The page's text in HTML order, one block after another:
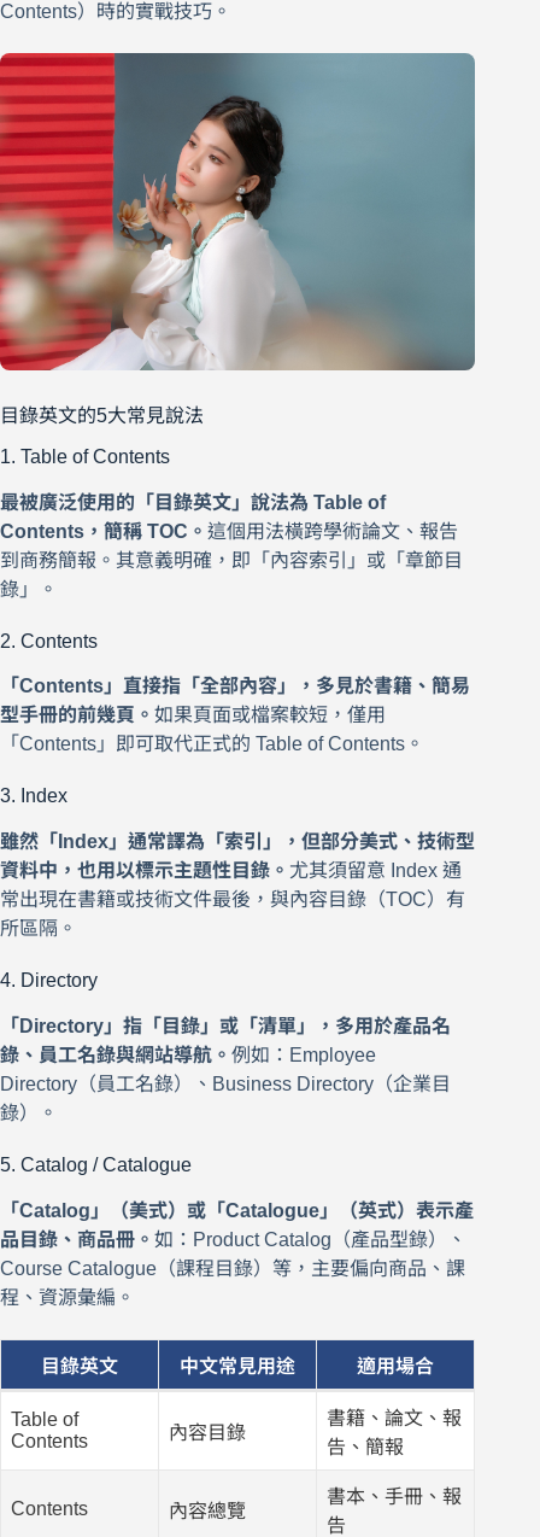
Contents）時的實戰技巧。
目錄英文的5大常見說法
1. Table of Contents
最被廣泛使用的「目錄英文」說法為 Table of
Contents，簡稱 TOC。 這個用法橫跨學術論文、報告
到商務簡報。其意義明確，即「內容索引」或「章節目
錄」。
2. Contents
「Contents」直接指「全部內容」，多見於書籍、簡易
型手冊的前幾頁。 如果頁面或檔案較短，僅用
「Contents」即可取代正式的 Table of Contents。
3. Index
雖然「Index」通常譯為「索引」，但部分美式、技術型
資料中，也用以標示主題性目錄。 尤其須留意 Index 通
常出現在書籍或技術文件最後，與內容目錄（TOC）有
所區隔。
4. Directory
「Directory」指「目錄」或「清單」，多用於產品名
錄、員工名錄與網站導航。 例如：Employee
Directory（員工名錄）、Business Directory（企業目
錄）。
5. Catalog / Catalogue
「Catalog」（美式）或「Catalogue」（英式）表示產
品目錄、商品冊。 如：Product Catalog（產品型錄）、
Course Catalogue（課程目錄）等，主要偏向商品、課
程、資源彙編。
目錄英文 中文常見用途 適用場合
Table of
Contents
內容目錄
書籍、論文、報
告、簡報
Contents 內容總覽
書本、手冊、報
告